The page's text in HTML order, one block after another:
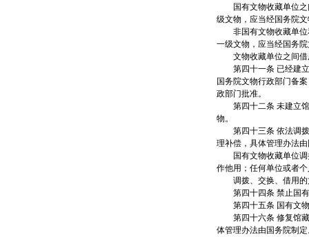
国有文物收藏单位之
级文物，应当经国务院
非国有文物收藏单位
一级文物，应当经国务
文物收藏单位之间借
第四十一条 已经建立
国务院文物行政部门备
政部门批准。
第四十二条 未建立馆
物。
第四十三条 依法调拨
理补偿，具体管理办法
国有文物收藏单位调
作他用；任何单位或者
调拨、交换、借用的
第四十四条 禁止国有
第四十五条 国有文物
第四十六条 修复馆藏
体管理办法由国务院制定